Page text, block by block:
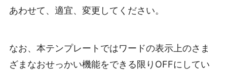
あわせて、適宜、変更してください。
なお、本テンプレートではワードの表示上のさま
ざまなおせっかい機能をできる限りOFFにしてい